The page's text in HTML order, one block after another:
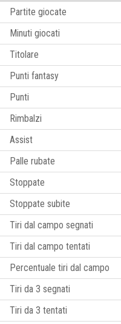
Partite giocate
Minuti giocati
Titolare
Punti fantasy
Punti
Rimbalzi
Assist
Palle rubate
Stoppate
Stoppate subite
Tiri dal campo segnati
Tiri dal campo tentati
Percentuale tiri dal campo
Tiri da 3 segnati
Tiri da 3 tentati